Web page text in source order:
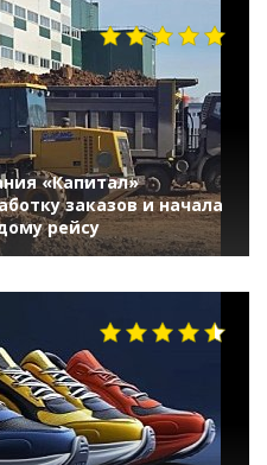
«Капитал»
заказов и начала
рейсу